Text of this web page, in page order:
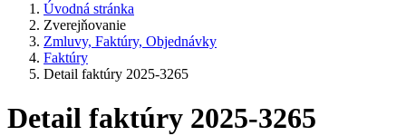
Úvodná stránka
Zverejňovanie
Zmluvy, Faktúry, Objednávky
Faktúry
Detail faktúry 2025-3265
Detail faktúry 2025-3265